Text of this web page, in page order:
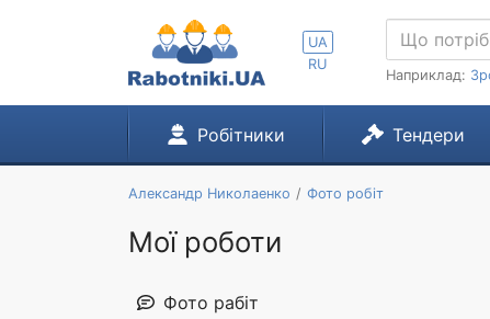
UA
RU
Наприклад:
Робітники Тендери
Александр Николаенко Фото робіт
Мої роботи
Фото рабіт